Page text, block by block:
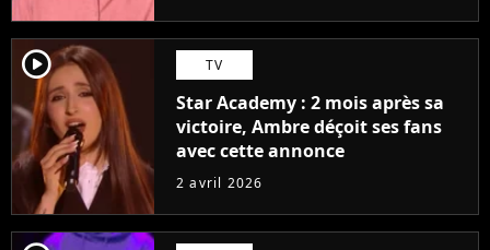
player2 TV
Star Academy : 2 mois après sa
victoire, Ambre déçoit ses fans
avec cette annonce
2 avril 2026